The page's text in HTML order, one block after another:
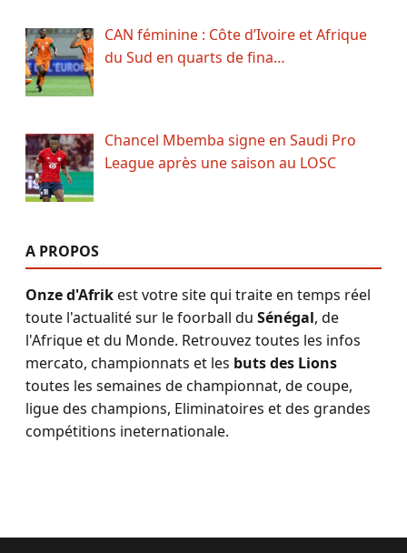
CAN féminine : Côte d’Ivoire et Afrique
du Sud en quarts de fina…
Chancel Mbemba signe en Saudi Pro
League après une saison au LOSC
A PROPOS
Onze d'Afrikest votre site qui traite en temps réel
toute l'actualité sur le foorball du Sénégal, de
l'Afrique et du Monde. Retrouvez toutes les infos
mercato, championnats et les buts des Lions
toutes les semaines de championnat, de coupe,
ligue des champions, Eliminatoires et des grandes
compétitions ineternationale.